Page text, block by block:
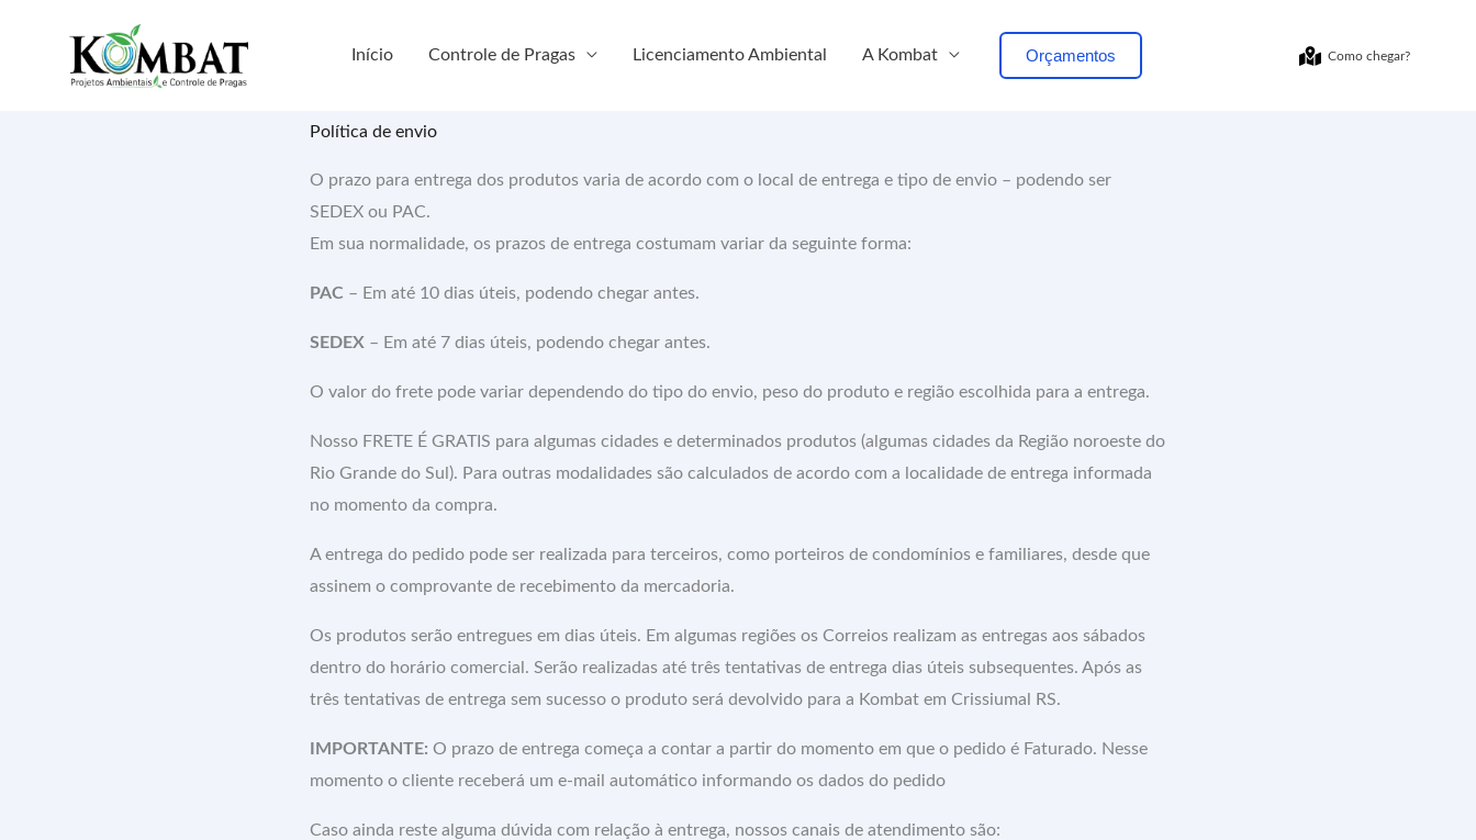
Início Controle de Pragas Licenciamento Ambiental A Kombat Orçamentos Como chegar?
Política de envio
O prazo para entrega dos produtos varia de acordo com o local de entrega e tipo de envio – podendo ser
SEDEX ou PAC.
Em sua normalidade, os prazos de entrega costumam variar da seguinte forma:
PAC – Em até 10 dias úteis, podendo chegar antes.
SEDEX– Em até 7 dias úteis, podendo chegar antes.
O valor do frete pode variar dependendo do tipo do envio, peso do produto e região escolhida para a entrega.
Nosso FRETE É GRATIS para algumas cidades e determinados produtos (algumas cidades da Região noroeste do
Rio Grande do Sul). Para outras modalidades são calculados de acordo com a localidade de entrega informada
no momento da compra.
A entrega do pedido pode ser realizada para terceiros, como porteiros de condomínios e familiares, desde que
assinem o comprovante de recebimento da mercadoria.
Os produtos serão entregues em dias úteis. Em algumas regiões os Correios realizam as entregas aos sábados
dentro do horário comercial. Serão realizadas até três tentativas de entrega dias úteis subsequentes. Após as
três tentativas de entrega sem sucesso o produto será devolvido para a Kombat em Crissiumal RS.
IMPORTANTE: O prazo de entrega começa a contar a partir do momento em que o pedido é Faturado. Nesse
momento o cliente receberá um e-mail automático informando os dados do pedido
Caso ainda reste alguma dúvida com relação à entrega, nossos canais de atendimento são: